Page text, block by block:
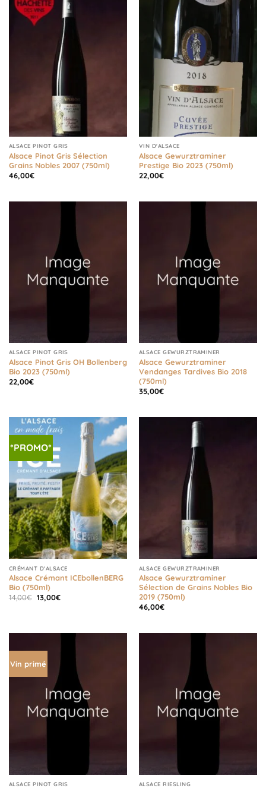
ALSACE PINOT GRIS
Alsace Pinot Gris Sélection
Grains Nobles 2007 (750ml)
46,00€
VIN D'ALSACE
Alsace Gewurztraminer
Prestige Bio 2023 (750ml)
22,00€
ALSACE PINOT GRIS
Alsace Pinot Gris OH Bollenberg
Bio 2023 (750ml)
22,00€
ALSACE GEWURZTRAMINER
Alsace Gewurztraminer
Vendanges Tardives Bio 2018
(750ml)
35,00€
*PROMO*
CRÉMANT D'ALSACE
Alsace Crémant ICEbollenBERG
Bio (750ml)
14,00€ Le
prix
13,00€Le
ALSACE GEWURZTRAMINER
Alsace Gewurztraminer
Sélection de Grains Nobles Bio
2019 (750ml)
46,00€
Vin primé
ALSACE PINOT GRIS ALSACE RIESLING